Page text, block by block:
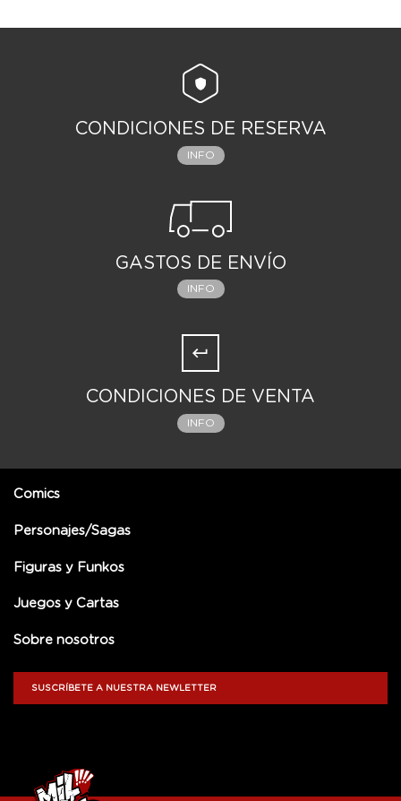
CONDICIONES DE RESERVA
INFO
GASTOS DE ENVÍO
INFO
CONDICIONES DE VENTA
INFO
Comics
Personajes/Sagas
Figuras y Funkos
Juegos y Cartas
Sobre nosotros
SUSCRÍBETE A NUESTRA NEWLETTER